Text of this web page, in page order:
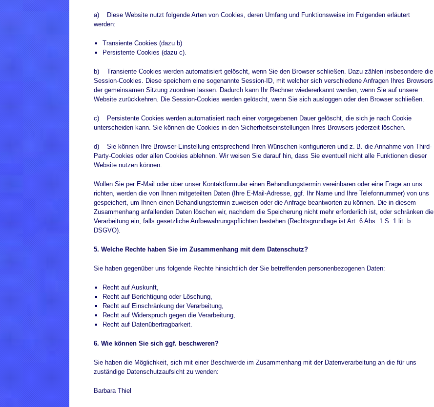
a) Diese Website nutzt folgende Arten von Cookies, deren Umfang und Funktionsweise im Folgenden erläutert
werden:
Transiente Cookies (dazu b)
Persistente Cookies (dazu c).
b) Transiente Cookies werden automatisiert gelöscht, wenn Sie den Browser schließen. Dazu zählen insbesondere die
Session-Cookies. Diese speichern eine sogenannte Session-ID, mit welcher sich verschiedene Anfragen Ihres Browsers
der gemeinsamen Sitzung zuordnen lassen. Dadurch kann Ihr Rechner wiedererkannt werden, wenn Sie auf unsere
Website zurückkehren. Die Session-Cookies werden gelöscht, wenn Sie sich ausloggen oder den Browser schließen.
c) Persistente Cookies werden automatisiert nach einer vorgegebenen Dauer gelöscht, die sich je nach Cookie
unterscheiden kann. Sie können die Cookies in den Sicherheitseinstellungen Ihres Browsers jederzeit löschen.
d) Sie können Ihre Browser-Einstellung entsprechend Ihren Wünschen konfigurieren und z. B. die Annahme von Third-
Party-Cookies oder allen Cookies ablehnen. Wir weisen Sie darauf hin, dass Sie eventuell nicht alle Funktionen dieser
Website nutzen können.
Wollen Sie per E-Mail oder über unser Kontaktformular einen Behandlungstermin vereinbaren oder eine Frage an uns
richten, werden die von Ihnen mitgeteilten Daten (Ihre E-Mail-Adresse, ggf. Ihr Name und Ihre Telefonnummer) von uns
gespeichert, um Ihnen einen Behandlungstermin zuweisen oder die Anfrage beantworten zu können. Die in diesem
Zusammenhang anfallenden Daten löschen wir, nachdem die Speicherung nicht mehr erforderlich ist, oder schränken die
Verarbeitung ein, falls gesetzliche Aufbewahrungspflichten bestehen (Rechtsgrundlage ist Art. 6 Abs. 1 S. 1 lit. b
DSGVO).
5. Welche Rechte haben Sie im Zusammenhang mit dem Datenschutz?
Sie haben gegenüber uns folgende Rechte hinsichtlich der Sie betreffenden personenbezogenen Daten:
Recht auf Auskunft,
Recht auf Berichtigung oder Löschung,
Recht auf Einschränkung der Verarbeitung,
Recht auf Widerspruch gegen die Verarbeitung,
Recht auf Datenübertragbarkeit.
6. Wie können Sie sich ggf. beschweren?
Sie haben die Möglichkeit, sich mit einer Beschwerde im Zusammenhang mit der Datenverarbeitung an die für uns
zuständige Datenschutzaufsicht zu wenden:
Barbara Thiel